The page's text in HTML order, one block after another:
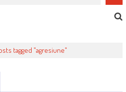
tagged "agresiune"